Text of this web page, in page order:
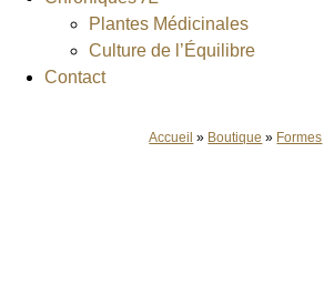
Plantes Médicinales
Culture de l’Équilibre
Contact
Accueil » Boutique » Formes